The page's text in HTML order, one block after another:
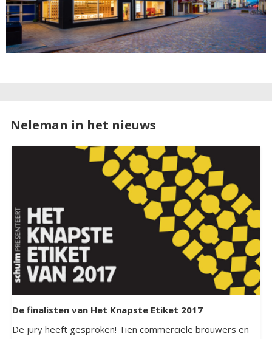
Neleman in het nieuws
De finalisten van Het Knapste Etiket 2017
De jury heeft gesproken! Tien commerciële brouwers en